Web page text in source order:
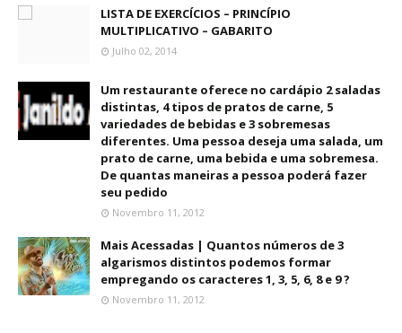
LISTA DE EXERCÍCIOS – PRINCÍPIO
MULTIPLICATIVO – GABARITO
Julho 02, 2014
Um restaurante oferece no cardápio 2 saladas
distintas, 4 tipos de pratos de carne, 5
variedades de bebidas e 3 sobremesas
diferentes. Uma pessoa deseja uma salada, um
prato de carne, uma bebida e uma sobremesa.
De quantas maneiras a pessoa poderá fazer
seu pedido
Novembro 11, 2012
Mais Acessadas | Quantos números de 3
algarismos distintos podemos formar
empregando os caracteres 1, 3, 5, 6, 8 e 9 ?
Novembro 11, 2012